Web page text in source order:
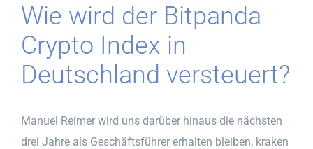
Wie wird der Bitpanda
Crypto Index in
Deutschland versteuert?
Manuel Reimer wird uns darüber hinaus die nächsten
drei Jahre als Geschäftsführer erhalten bleiben, kraken